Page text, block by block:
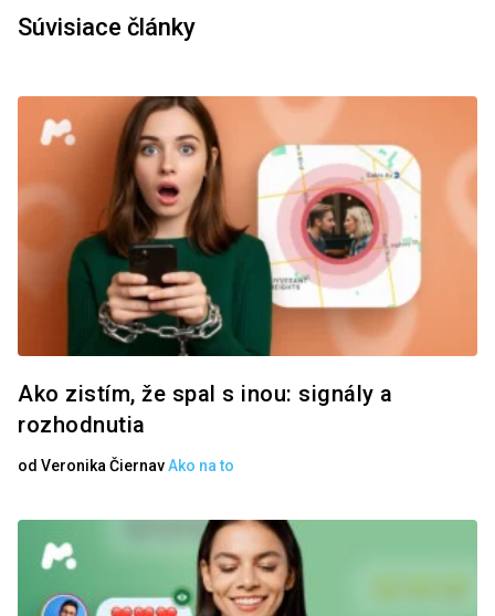
Súvisiace články
Ako zistím, že spal s inou: signály a
rozhodnutia
od Veronika ČiernavAko na to